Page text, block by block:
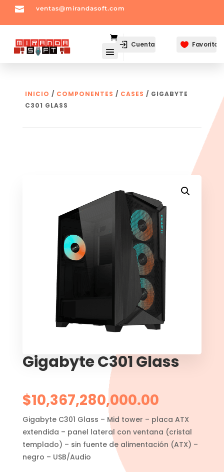
 ventas@mirandasoft.com
Cuenta  Favoritos
INICIO / COMPONENTES / CASES / GIGABYTE
C301 GLASS
Gigabyte C301 Glass
$10,367,280,000.00
Gigabyte C301 Glass – Mid tower – placa ATX
extendida – panel lateral con ventana (cristal
templado) – sin fuente de alimentación (ATX) –
negro – USB/Audio